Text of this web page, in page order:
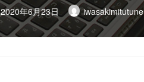
最
終
更
新
日
2020年6月23日 iwasakimitutune